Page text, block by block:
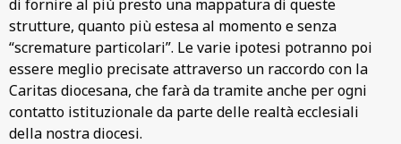
di fornire al più presto una mappatura di queste
strutture, quanto più estesa al momento e senza
“scremature particolari”. Le varie ipotesi potranno poi
essere meglio precisate attraverso un raccordo con la
Caritas diocesana, che farà da tramite anche per ogni
contatto istituzionale da parte delle realtà ecclesiali
della nostra diocesi.